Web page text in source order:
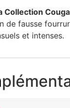
Collection
de fausse
et intenses.